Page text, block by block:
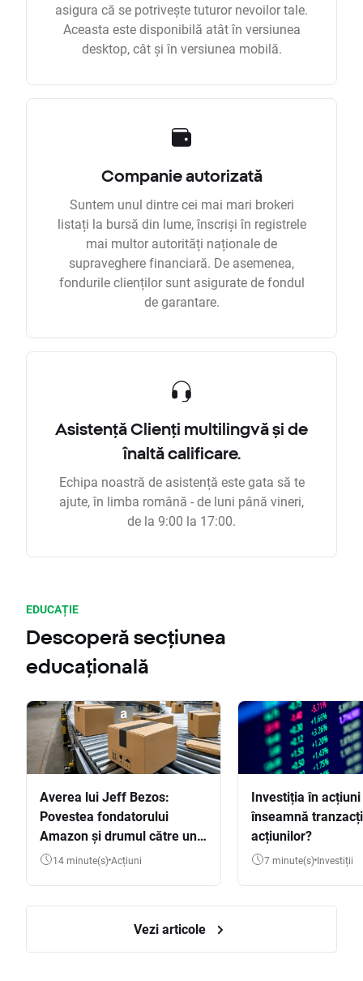
asigura că se potrivește tuturor nevoilor tale.
Aceasta este disponibilă atât în versiunea
desktop, cât și în versiunea mobilă.
Companie autorizată
Suntem unul dintre cei mai mari brokeri
listați la bursă din lume, înscriși în registrele
mai multor autorități naționale de
supraveghere financiară. De asemenea,
fondurile clienților sunt asigurate de fondul
de garantare.
Asistență Clienți multilingvă și de
înaltă calificare.
Echipa noastră de asistență este gata să te
ajute, în limba română - de luni până vineri,
de la 9:00 la 17:00.
EDUCAȚIE
Descoperă secțiunea
educațională
Averea lui Jeff Bezos:
Povestea fondatorului
Amazon și drumul către una
dintre cele mai mari averi
14 minute(s) Acțiuni
Investiția în
înseamnă
acțiunilor?
7 minute(s) Investiții
Vezi articole